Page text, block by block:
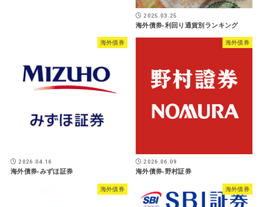
2025.03.25
海外債券-利回り通貨別ランキング
海外債券
2026.04.16
海外債券-みずほ証券
海外債券
2026.06.09
海外債券-野村証券
海外債券 海外債券